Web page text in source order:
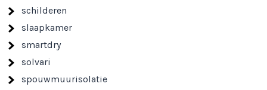
schilderen
slaapkamer
smartdry
solvari
spouwmuurisolatie